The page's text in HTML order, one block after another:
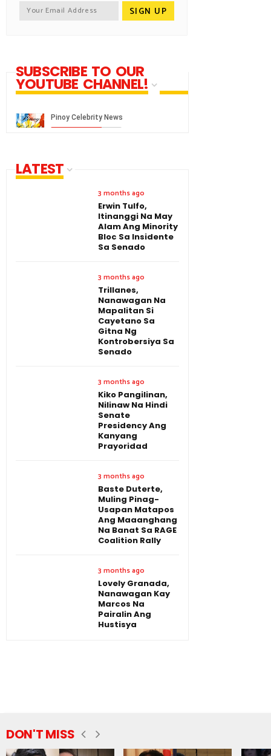
SUBSCRIBE TO OUR
YOUTUBE CHANNEL!
LATEST
3 months ago
Erwin Tulfo,
Itinanggi Na May
Alam Ang Minority
Bloc Sa Insidente
Sa Senado
3 months ago
Trillanes,
Nanawagan Na
Mapalitan Si
Cayetano Sa
Gitna Ng
Kontrobersiya Sa
Senado
3 months ago
Kiko Pangilinan,
Nilinaw Na Hindi
Senate
Presidency Ang
Kanyang
Prayoridad
3 months ago
Baste Duterte,
Muling Pinag-
Usapan Matapos
Ang Maaanghang
Na Banat Sa RAGE
Coalition Rally
3 months ago
Lovely Granada,
Nanawagan Kay
Marcos Na
Pairalin Ang
Hustisya
DON'T MISS